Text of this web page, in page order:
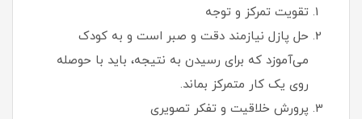
تقویت تمرکز و توجه
حل پازل نیازمند دقت و صبر است و به کودک
می‌آموزد که برای رسیدن به نتیجه، باید با حوصله
روی یک کار متمرکز بماند.
پرورش خلاقیت و تفکر تصویری